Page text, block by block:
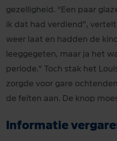
gezelligheid. “Een paar
ik dat had verdiend”,
weer laat en hadden de
leeggegeten, maar ja het
periode.” Toch stak het
zorgde voor gare
de feiten aan. De knop
Informatie